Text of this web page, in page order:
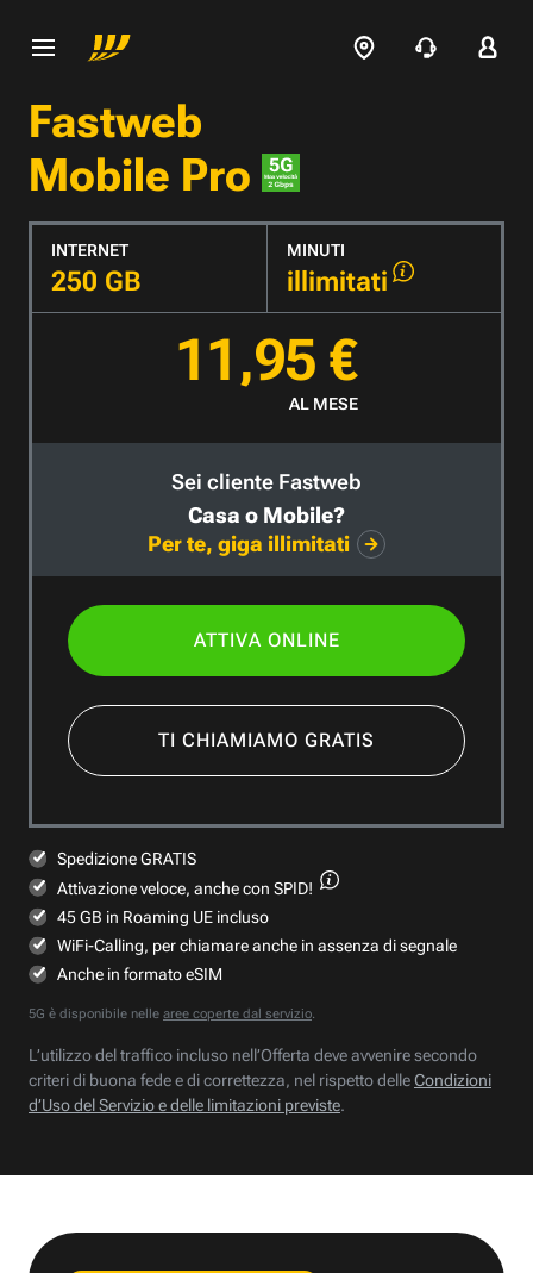
Fastweb
Mobile Pro
INTERNET
250 GB
MINUTI
illimitati
11,95 €
AL MESE
Sei cliente Fastweb
Casa o Mobile?
Per te, giga illimitati
ATTIVA ONLINE
TI CHIAMIAMO GRATIS
Spedizione GRATIS
Attivazione veloce, anche con SPID!
45 GB in Roaming UE incluso
WiFi-Calling, per chiamare anche in assenza di segnale
Anche in formato eSIM
5G è disponibile nelle aree coperte dal servizio.
L’utilizzo del traffico incluso nell’Offerta deve avvenire secondo
criteri di buona fede e di correttezza, nel rispetto delleCondizioni
d’Uso del Servizio e delle limitazioni previste.